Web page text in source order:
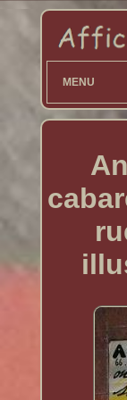
MENU